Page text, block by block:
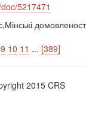
5217471
9 10 11 ... [389]
2015 CRS